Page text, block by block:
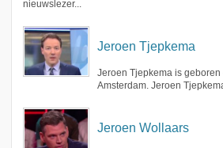
nieuwslezer...
Jeroen Tjepkema
Jeroen Tjepkema is
Amsterdam. Jeroen
Jeroen Wollaars